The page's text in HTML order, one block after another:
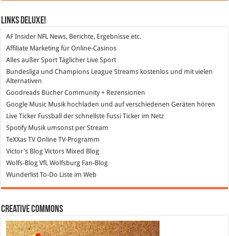
Links DeLuXe!
AF Insider NFL News, Berichte, Ergebnisse etc.
Affiliate Marketing für Online-Casinos
Alles außer Sport Täglicher Live Sport
Bundesliga und Champions League Streams kostenlos und mit vielen
Alternativen
Goodreads Bücher Community + Rezensionen
Google Music Musik hochladen und auf verschiedenen Geräten hören
Live Ticker Fussball der schnellste Fussi Ticker im Netz
SpotifyMusik umsonst per Stream
TeXXas TVOnline TV-Programm
Victor's Blog Victors Mixed Blog
Wolfs-Blog VfL Wolfsburg Fan-Blog
Wunderlist To-Do Liste im Web
Creative Commons